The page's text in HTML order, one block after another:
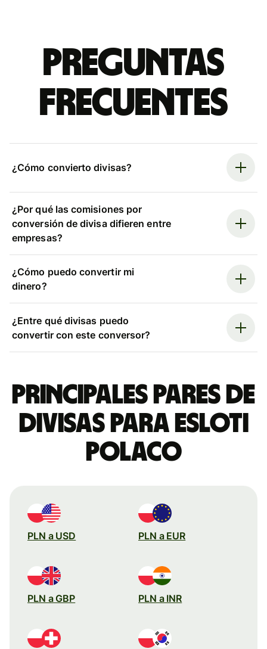
Preguntas
frecuentes
¿Cómo convierto divisas?
¿Por qué las comisiones por
conversión de divisa difieren entre
empresas?
¿Cómo puedo convertir mi
dinero?
¿Entre qué divisas puedo
convertir con este conversor?
Principales pares de
divisas para esloti
polaco
PLN a USD PLN a EUR
PLN a GBP PLN a INR